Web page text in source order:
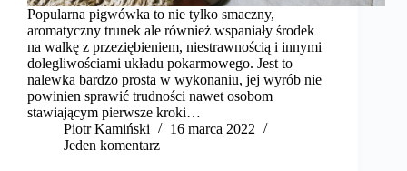
Popularna pigwówka to nie tylko smaczny,
aromatyczny trunek ale również wspaniały środek
na walkę z przeziębieniem, niestrawnością i innymi
dolegliwościami układu pokarmowego. Jest to
nalewka bardzo prosta w wykonaniu, jej wyrób nie
powinien sprawić trudności nawet osobom
stawiającym pierwsze kroki…
Piotr Kamiński
16 marca 2022
Jeden komentarz